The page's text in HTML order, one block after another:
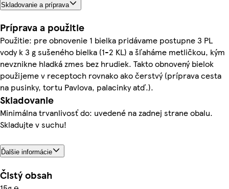
Skladovanie a príprava
Príprava a použitie
Použitie: pre obnovenie 1 bielka pridávame postupne 3 PL
vody k 3 g sušeného bielka (1-2 KL) a šľaháme metličkou, kým
nevznikne hladká zmes bez hrudiek. Takto obnovený bielok
použijeme v receptoch rovnako ako čerstvý (príprava cesta
na pusinky, tortu Pavlova, palacinky atď.).
Skladovanie
Minimálna trvanlivosť do: uvedené na zadnej strane obalu.
Skladujte v suchu!
Ďalšie informácie
Čistý obsah